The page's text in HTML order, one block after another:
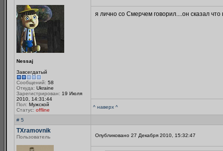
Nessaj
Завсегдатый
Сообщений: 58
Откуда: Ukraine
Зарегистрирован: 19 Июля
2010, 14:31:44
Пол: Мужской
Статус: offline
я лично со Смерчем говорил....он сказал что
^ наверх ^
# 5
TXramovnik
Пользователь Опубликовано 27 Декабря 2010, 15:32:47